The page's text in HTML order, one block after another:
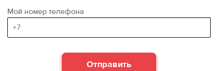
Мой номер телефона
Отправить